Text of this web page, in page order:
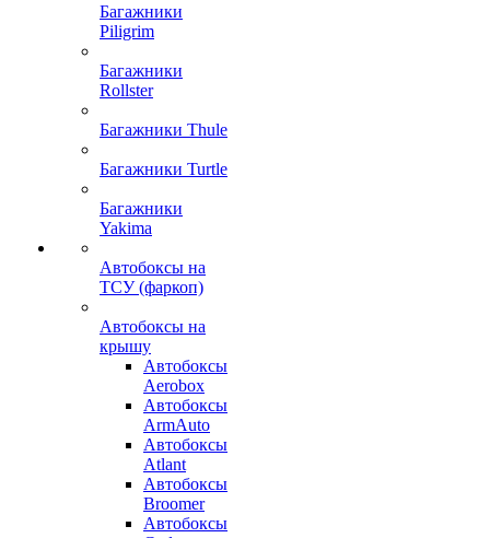
Багажники
Piligrim
Багажники
Rollster
Багажники Thule
Багажники Turtle
Багажники
Yakima
Автобоксы на
ТСУ (фаркоп)
Автобоксы на
крышу
Автобоксы
Aerobox
Автобоксы
ArmAuto
Автобоксы
Atlant
Автобоксы
Broomer
Автобоксы